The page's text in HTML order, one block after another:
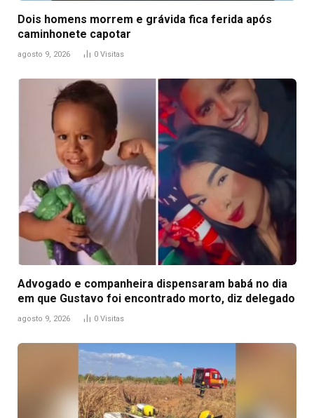
Dois homens morrem e grávida fica ferida após
caminhonete capotar
agosto 9, 2026 0 Visitas
Advogado e companheira dispensaram babá no dia
em que Gustavo foi encontrado morto, diz delegado
agosto 9, 2026 0 Visitas